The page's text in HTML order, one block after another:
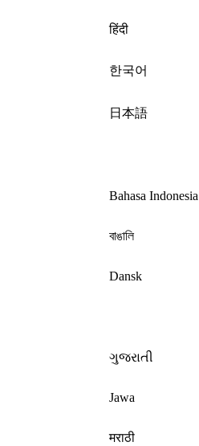
हिंदी
한국어
日本語
Bahasa Indonesia
বাঙালি
Dansk
ગુજરાતી
Jawa
मराठी